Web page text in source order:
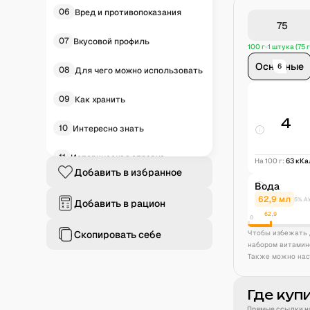
06 Вред и противопоказания
07 Вкусовой профиль
08 Для чего можно использовать
09 Как хранить
10 Интересно знать
11 Историческая справка
Добавить в избранное
Добавить в рацион
Скопировать себе
100 г 1 штука (75
Основные
6
4
На 100 г: 63
Вода
62,9 мл 5%
0 62,9
Чтобы избежать
набором
Также можно
Где